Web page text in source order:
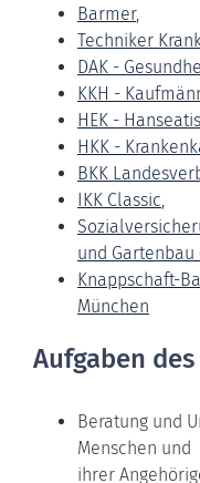
Barmer,
Techniker
DAK -
KKH -
HEK -
HKK -
BKK
IKK Classic,
und Gartenbau
Knappschaft-
München
Aufgaben
Beratung und
Menschen und
ihrer